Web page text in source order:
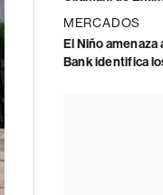
MERCADOS
El Niño amenaza
Bank identifica